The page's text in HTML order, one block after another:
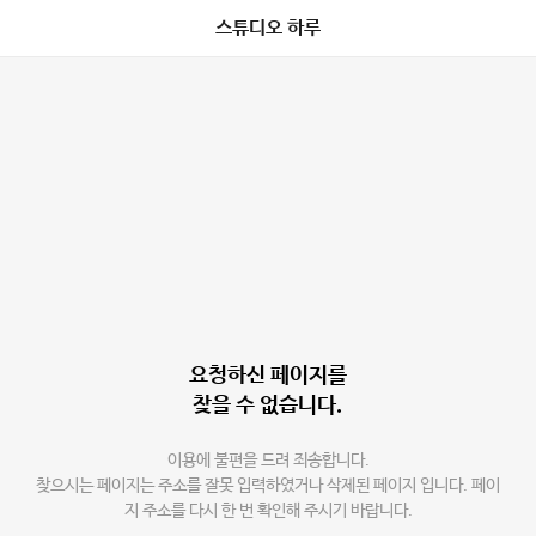
스튜디오 하루
요청하신 페이지를
찾을 수 없습니다.
이용에 불편을 드려 죄송합니다.
찾으시는 페이지는 주소를 잘못 입력하였거나 삭제된 페이지 입니다. 페이
지 주소를 다시 한 번 확인해 주시기 바랍니다.